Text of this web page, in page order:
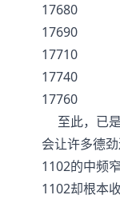
17690
17710
至此，已是
会让许多德
1102的中频
1102却根本